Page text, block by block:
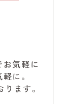
気軽に
に。
ます。